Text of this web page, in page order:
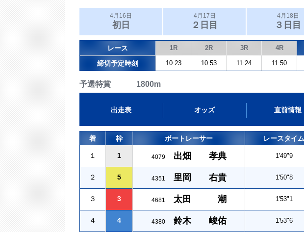
4月16日
初日
4月17日
２日目
4月18日
３日目
レース 1R 2R 3R 4R
締切予定時刻 10:23 10:53 11:24 11:50
予選特賞 1800m
出走表 オッズ 直前情報
着 枠 ボートレーサー レースタイム
１ 1 4079 出畑 孝典 1'49"9
２ 5 4351 里岡 右貴 1'50"8
３ 3 4681 太田 潮 1'53"1
４ 4 4380 鈴木 峻佑 1'53"6